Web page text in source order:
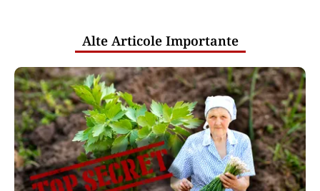
Alte Articole Importante